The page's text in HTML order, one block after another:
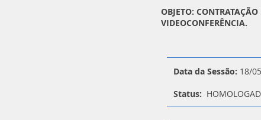
OBJETO:
VIDEOCONFERÊNCIA.
Data da Sessão: 18/
Status: